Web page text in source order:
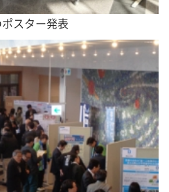
スター発表